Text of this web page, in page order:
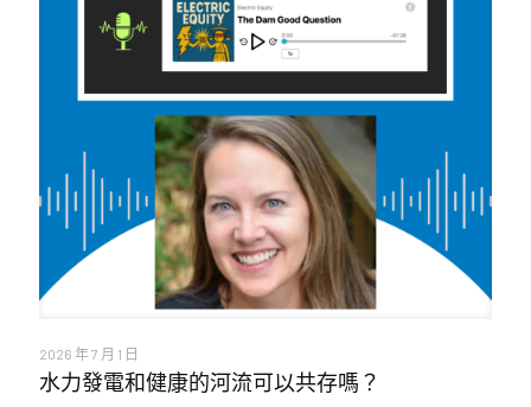
2026 年 7 月 1 日
水力發電和健康的河流可以共存嗎？